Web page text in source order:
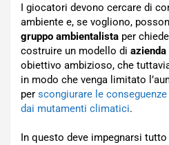
I giocatori devono cercare di
ambiente e, se vogliono,
gruppo ambientalista per
costruire un modello di
obiettivo ambizioso, che
in modo che venga limitato
per scongiurare le
dai mutamenti climatici.
In questo deve impegnarsi